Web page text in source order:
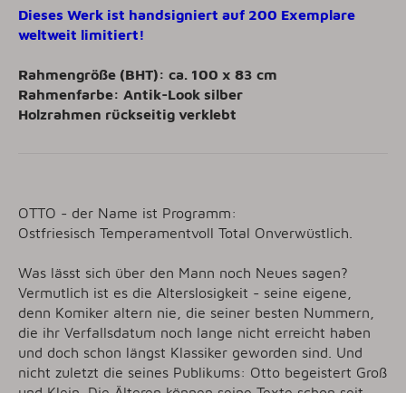
Dieses Werk ist handsigniert auf 200 Exemplare
weltweit limitiert!
Rahmengröße (BHT): ca. 100 x 83 cm
Rahmenfarbe: Antik-Look silber
Holzrahmen rückseitig verklebt
OTTO - der Name ist Programm:
Ostfriesisch Temperamentvoll Total Onverwüstlich.
Was lässt sich über den Mann noch Neues sagen?
Vermutlich ist es die Alterslosigkeit - seine eigene,
denn Komiker altern nie, die seiner besten Nummern,
die ihr Verfallsdatum noch lange nicht erreicht haben
und doch schon längst Klassiker geworden sind. Und
nicht zuletzt die seines Publikums: Otto begeistert Groß